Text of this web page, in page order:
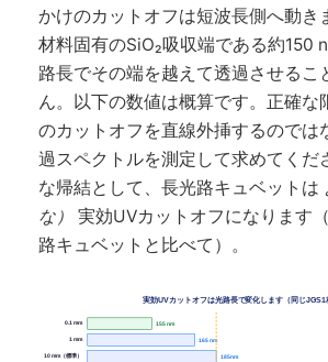
かけのカットオフは短波長側へ動き
材料固有のSiO₂吸収端である約150
路長でその端を越えて透過させるこ
ん。以下の数値は概算です。正確な
のカットオフを直線外挿するのでは
過スペクトルを測定して求めてくだ
な帰結として、長光路キュベットは
な）
実効UVカットオフになります
路キュベットと比べて）。
実効UVカットオフは光路長で変化します（同じJGS1
0.1 mm 155 nm
1 mm 165 nm
10 mm（標準） 185 nm